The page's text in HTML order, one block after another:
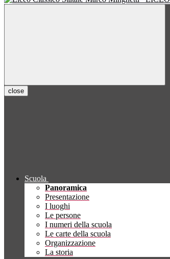
close
Scuola
Panoramica
Presentazione
I luoghi
Le persone
I numeri della scuola
Le carte della scuola
Organizzazione
La storia